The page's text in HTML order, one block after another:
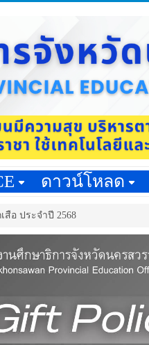
ดาวน์โหลด
อ ประจำปี 2568